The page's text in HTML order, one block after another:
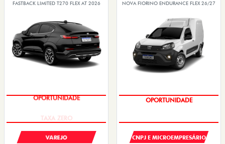
FASTBACK LIMITED T270 FLEX AT 2026
OPORTUNIDADE
VAREJO
NOVA FIORINO ENDURANCE FLEX 26/27
OPORTUNIDADE
CNPJ E MICROEMPRESÁRIO